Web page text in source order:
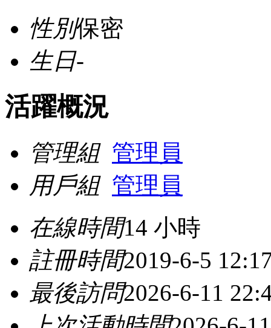
性別保密
生日-
活躍概況
管理組 管理員
用戶組 管理員
在線時間14 小時
註冊時間2019-6-5
最後訪問2026-6-11